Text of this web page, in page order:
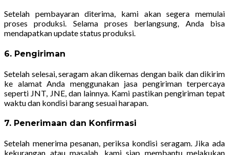
Setelah pembayaran diterima, kami akan segera memulai
proses produksi. Selama proses berlangsung, Anda bisa
mendapatkan update status produksi.
6. Pengiriman
Setelah selesai, seragam akan dikemas dengan baik dan dikirim
ke alamat Anda menggunakan jasa pengiriman terpercaya
seperti JNT, JNE, dan lainnya. Kami pastikan pengiriman tepat
waktu dan kondisi barang sesuai harapan.
7. Penerimaan dan Konfirmasi
Setelah menerima pesanan, periksa kondisi seragam. Jika ada
kekurangan atau masalah, kami siap membantu melakukan